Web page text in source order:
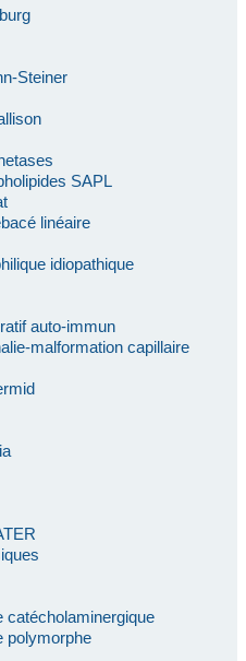
Steiner
SAPL
linéaire
idiopathique
auto-immun
malformation capillaire
catécholaminergique
polymorphe